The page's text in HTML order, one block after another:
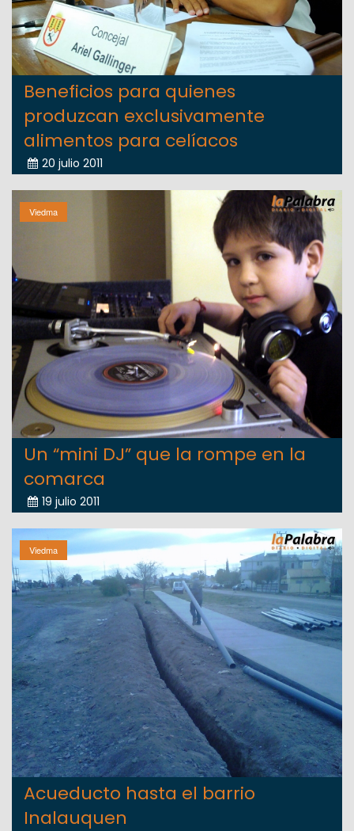
Beneficios para quienes
produzcan exclusivamente
alimentos para celíacos
20 julio 2011
Viedma
Un “mini DJ” que la rompe en la
comarca
19 julio 2011
Viedma
Acueducto hasta el barrio
Inalauquen